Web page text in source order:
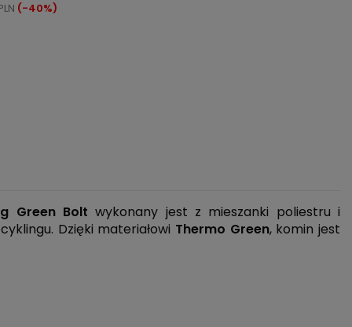
(-40%)
Green Boltwykonany jest z mieszanki poliestru i
Dzięki materiałowi Thermo Green, komin jest